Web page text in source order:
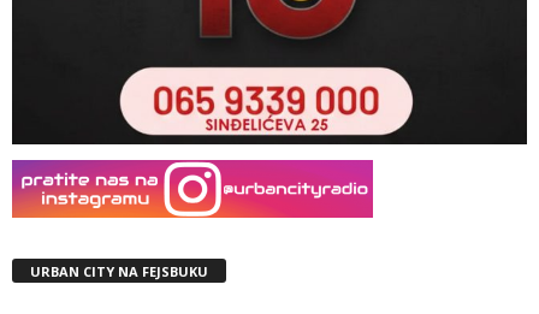
URBAN CITY NA FEJSBUKU